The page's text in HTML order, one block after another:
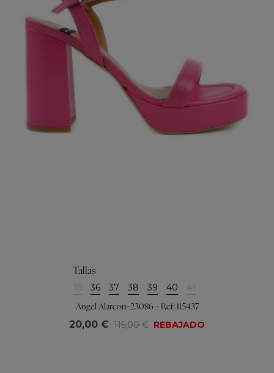
Tallas
35 36 37 38 39 40 41
Angel Alarcon-23086 - Ref: 115437
20,00 € 115,00 € REBAJADO